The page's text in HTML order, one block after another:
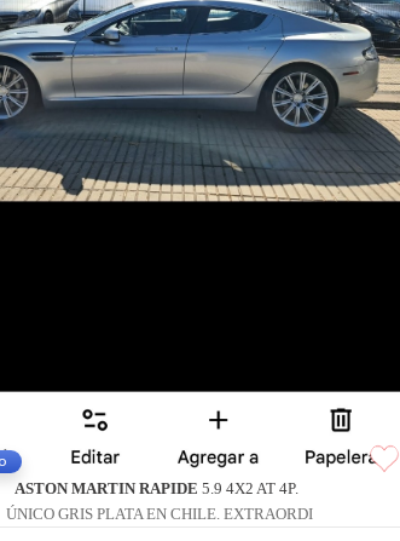
ASTON MARTIN RAPIDE 5.9 4X2 AT 4P.
ÚNICO GRIS PLATA EN CHILE. EXTRAORDI